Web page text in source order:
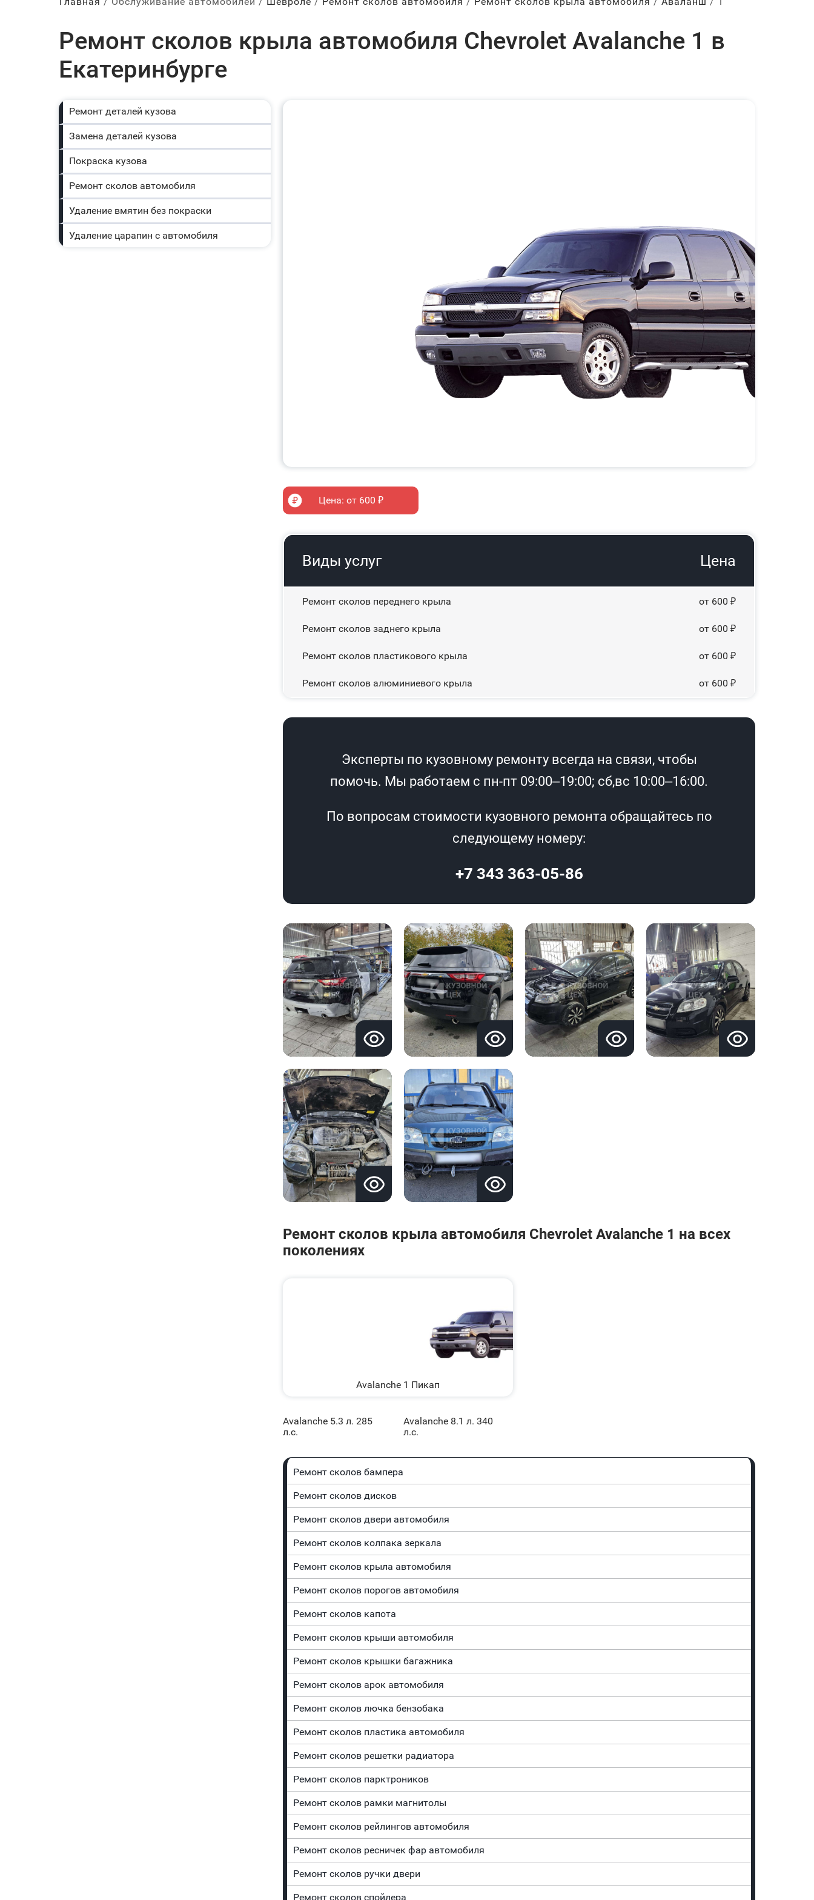
Ремонт сколов крыла автомобиля Chevrolet Avalanche 1 в
Екатеринбурге
Цена: от 600 ₽
Виды услуг Цена
Ремонт сколов переднего крыла от 600 ₽
Ремонт сколов заднего крыла от 600 ₽
Ремонт сколов пластикового крыла от 600 ₽
Ремонт сколов алюминиевого крыла от 600 ₽
Эксперты по кузовному ремонту всегда на связи, чтобы
помочь. Мы работаем с пн-пт 09:00–19:00; сб,вс 10:00–16:00.
По вопросам стоимости кузовного ремонта обращайтесь по
следующему номеру:
+7 343 363-05-86
Ремонт сколов крыла автомобиля Chevrolet Avalanche 1 на всех
поколениях
Avalanche 1 Пикап
Avalanche 5.3 л. 285
л.с.
Avalanche 8.1 л. 340
л.с.
Ремонт сколов бампера
Ремонт сколов дисков
Ремонт сколов двери автомобиля
Ремонт сколов колпака зеркала
Ремонт сколов крыла автомобиля
Ремонт сколов порогов автомобиля
Ремонт сколов капота
Ремонт сколов крыши автомобиля
Ремонт сколов крышки багажника
Ремонт сколов арок автомобиля
Ремонт сколов лючка бензобака
Ремонт сколов пластика автомобиля
Ремонт сколов решетки радиатора
Ремонт сколов парктроников
Ремонт сколов рамки магнитолы
Ремонт сколов рейлингов автомобиля
Ремонт сколов ресничек фар автомобиля
Ремонт сколов ручки двери
Ремонт сколов спойлера
Ремонт деталей кузова
Замена деталей кузова
Покраска кузова
Ремонт сколов автомобиля
Удаление вмятин без покраски
Удаление царапин с автомобиля